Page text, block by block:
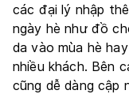
các đại lý nhập
ngày hè như đồ
da vào mùa hè
nhiều khách. Bên
cũng dễ dàng cập